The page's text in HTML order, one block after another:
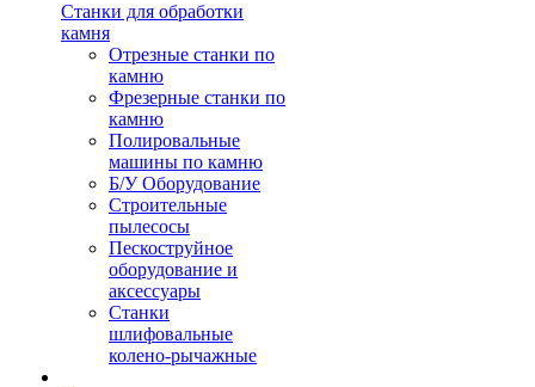
Станки для обработки
камня
Отрезные станки по
камню
Фрезерные станки по
камню
Полировальные
машины по камню
Б/У Оборудование
Строительные
пылесосы
Пескоструйное
оборудование и
аксессуары
Станки
шлифовальные
колено-рычажные